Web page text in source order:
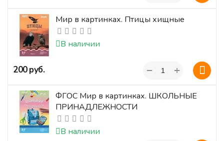
Мир в картинках. Птицы хищные
В наличии
‍200‍руб. +
−
ФГОС Мир в картинках. ШКОЛЬНЫЕ
ПРИНАДЛЕЖНОСТИ
В наличии